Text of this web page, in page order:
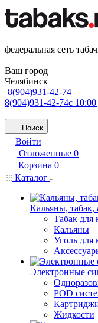
федеральная сеть
Ваш город
Челябинск
8(904)931-42-74
8(904)931-42-74с
Поиск
Войти
Отложенные 0
Корзина 0
Каталог
Кальяны, табак,
Табак для
Кальяны
Уголь для
Электронные
POD
Жидкости